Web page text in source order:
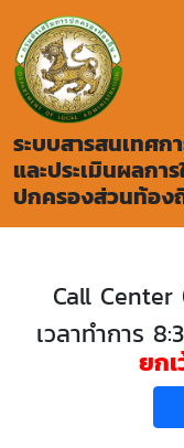
ระบบสารสนเทศก
และประเมินผลก
ปกครองส่วนท้อง
Call Center
เวลาทำการ
ยก